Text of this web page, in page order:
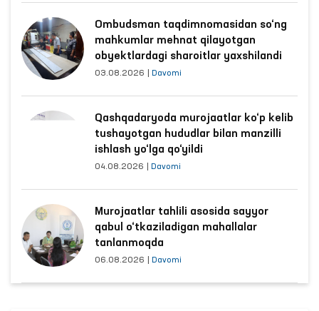
Ombudsman taqdimnomasidan so‘ng
mahkumlar mehnat qilayotgan
obyektlardagi sharoitlar yaxshilandi
03.08.2026 Davomi
Qashqadaryoda murojaatlar ko‘p kelib
tushayotgan hududlar bilan manzilli
ishlash yo‘lga qo‘yildi
04.08.2026 Davomi
Murojaatlar tahlili asosida sayyor
qabul o‘tkaziladigan mahallalar
tanlanmoqda
06.08.2026 Davomi